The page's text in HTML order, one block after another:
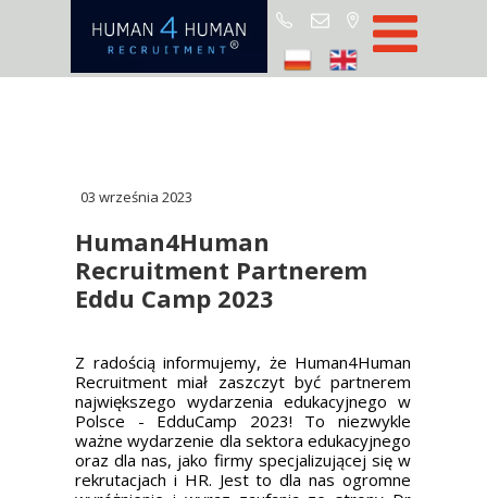
Start
03 września 2023
Z radością informujemy, że Human4Human
Recruitment miał zaszczyt być partnerem
największego wydarzenia edukacyjnego w
Polsce - EdduCamp 2023! To niezwykle
ważne wydarzenie dla sektora edukacyjnego
oraz dla nas, jako firmy specjalizującej się w
rekrutacjach i HR. Jest to dla nas ogromne
Human4Human
Recruitment Partnerem
Eddu Camp 2023